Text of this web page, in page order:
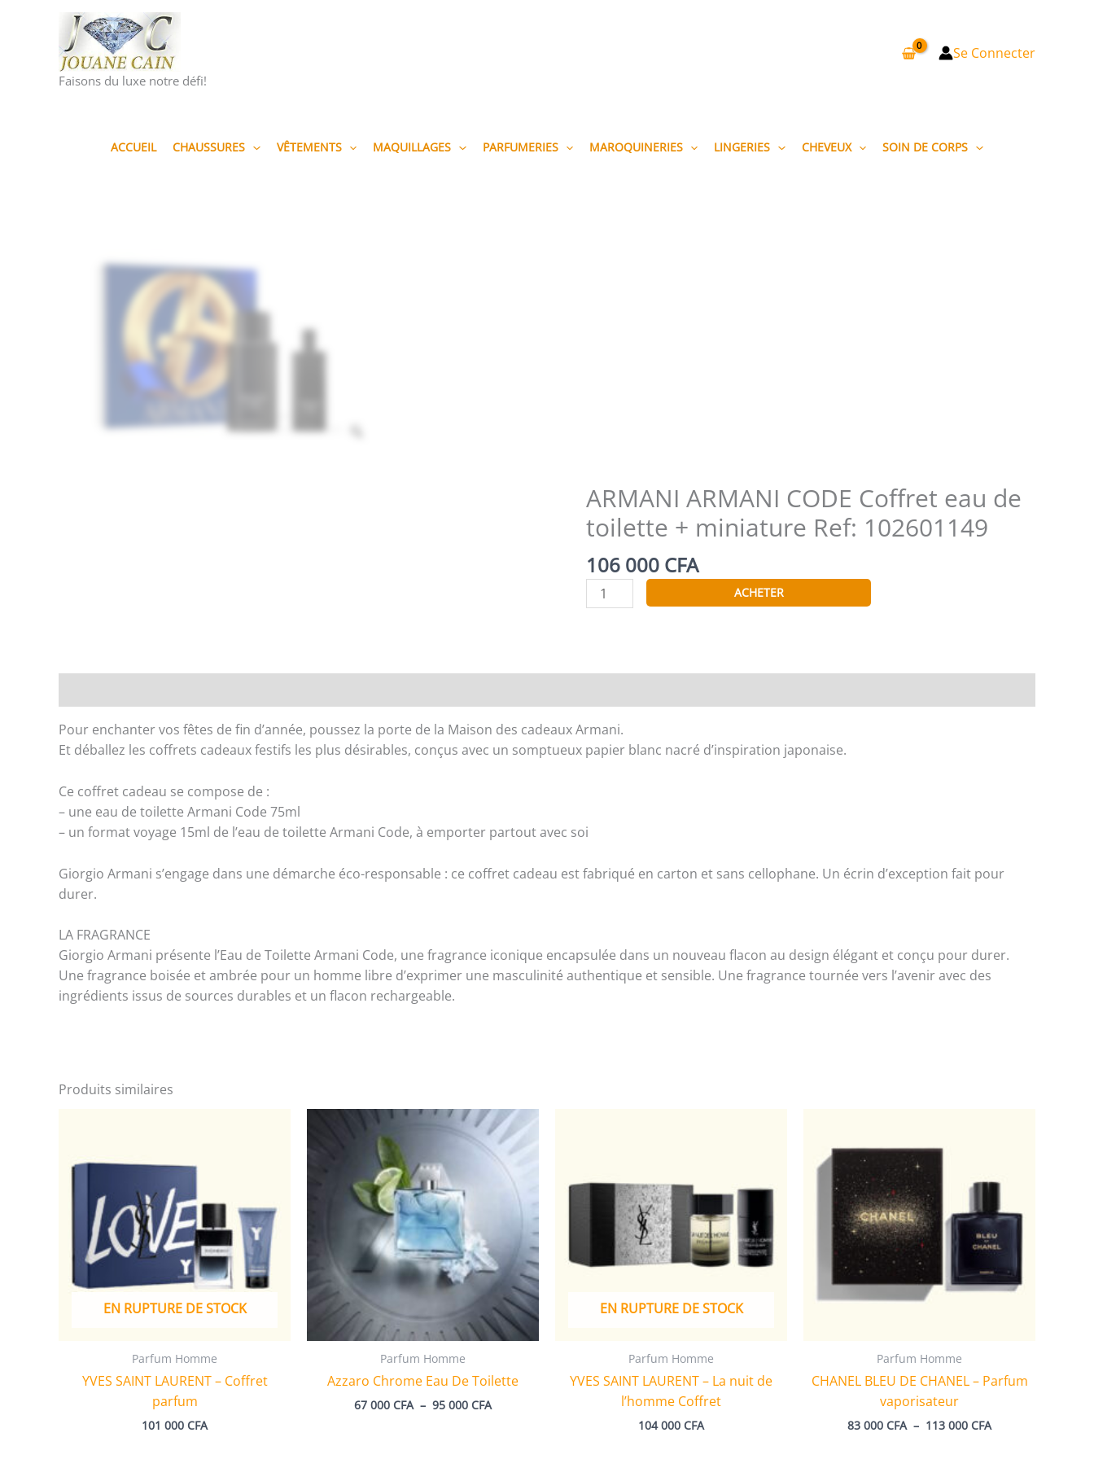
Faisons du luxe notre défi!
Se Connecter
ACCUEIL CHAUSSURES VÊTEMENTS MAQUILLAGES PARFUMERIES MAROQUINERIES LINGERIES CHEVEUX SOIN DE CORPS
ARMANI ARMANI CODE Coffret eau de
toilette + miniature Ref: 102601149
106 000 CFA
quantité
de
CODE
eau
de
toilette
102601149
ACHETER
Pour enchanter vos fêtes de fin d’année, poussez la porte de la Maison des cadeaux Armani.
Et déballez les coffrets cadeaux festifs les plus désirables, conçus avec un somptueux papier blanc nacré d’inspiration japonaise.
Ce coffret cadeau se compose de :
– une eau de toilette Armani Code 75ml
– un format voyage 15ml de l’eau de toilette Armani Code, à emporter partout avec soi
Giorgio Armani s’engage dans une démarche éco-responsable : ce coffret cadeau est fabriqué en carton et sans cellophane. Un écrin d’exception fait pour
durer.
LA FRAGRANCE
Giorgio Armani présente l’Eau de Toilette Armani Code, une fragrance iconique encapsulée dans un nouveau flacon au design élégant et conçu pour durer.
Une fragrance boisée et ambrée pour un homme libre d’exprimer une masculinité authentique et sensible. Une fragrance tournée vers l’avenir avec des
ingrédients issus de sources durables et un flacon rechargeable.
Produits similaires
EN RUPTURE DE STOCK
Parfum Homme
YVES SAINT LAURENT – Coffret
parfum
101 000 CFA
Parfum Homme
Azzaro Chrome Eau De Toilette
67 000 CFA – 95 000 CFAPlage
EN RUPTURE DE STOCK
Parfum Homme
YVES SAINT LAURENT – La nuit de
l’homme Coffret
104 000 CFA
Parfum Homme
CHANEL BLEU DE CHANEL – Parfum
vaporisateur
83 000 CFA – 113 000 CFAPlage